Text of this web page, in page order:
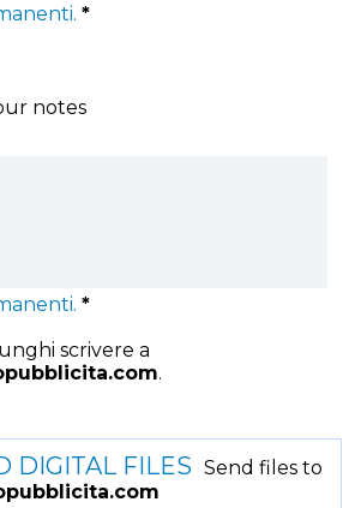
*
notes
*
scrivere a
.
DIGITAL FILES Send files to